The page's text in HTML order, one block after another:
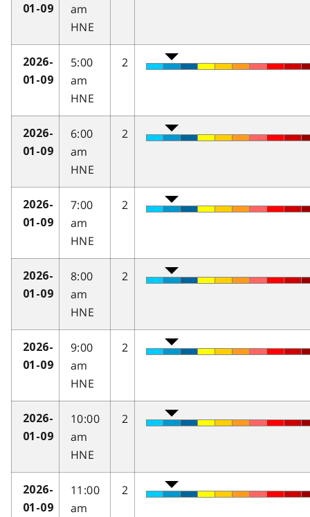
01-09
am
HNE
2026-
01-09
5:00
am
HNE
2
2026-
01-09
6:00
am
HNE
2
2026-
01-09
7:00
am
HNE
2
2026-
01-09
8:00
am
HNE
2
2026-
01-09
9:00
am
HNE
2
2026-
01-09
10:00
am
HNE
2
2026-
01-09
11:00
am
2